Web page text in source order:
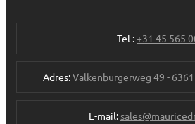
Tel :+31 45 565
Adres:Valkenburgerweg 49 -
E-mail: